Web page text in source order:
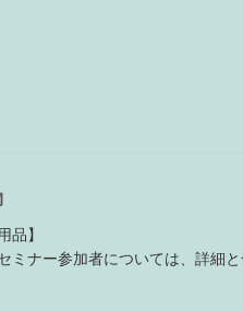
品】
ミナー参加者については、詳細